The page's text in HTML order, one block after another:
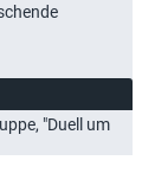
"Duell um